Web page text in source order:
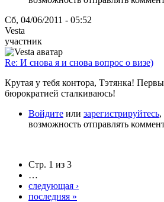
Сб, 04/06/2011 - 05:52
Vesta
участник
Re: И снова я и снова вопрос о визе)
Крутая у тебя контора, Тэтянка!
бюрократией сталкиваюсь!
Войдите или зарегистрируйтесь,
возможность отправлять
Стр. 1 из 3
…
следующая ›
последняя »